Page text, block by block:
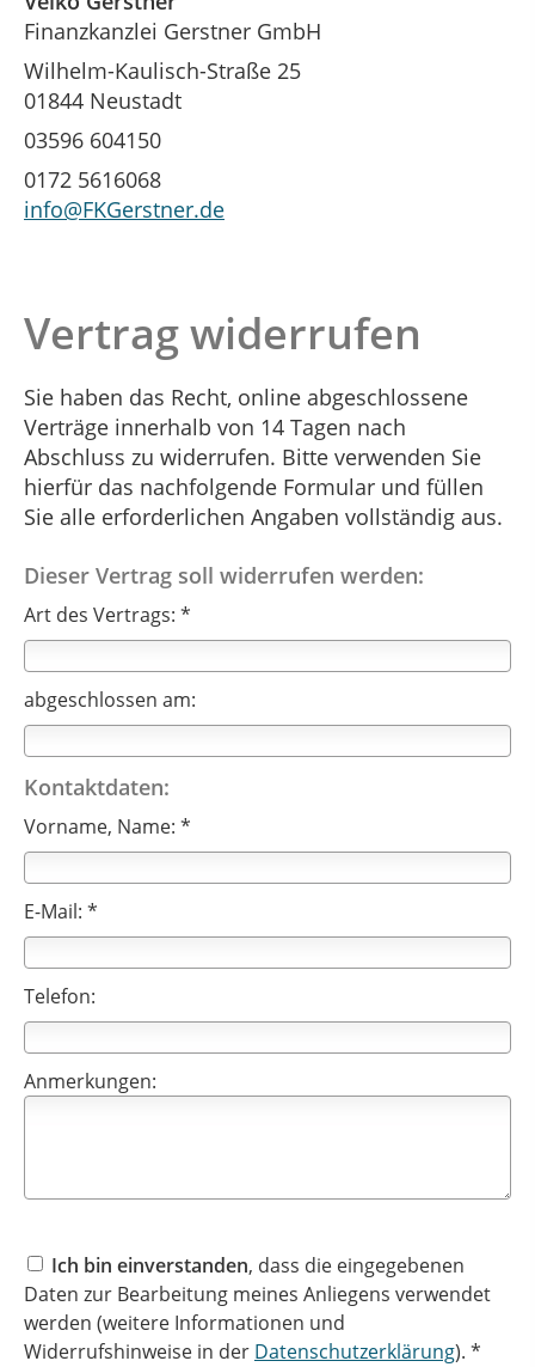
Finanzkanzlei Gerstner GmbH
Wilhelm-Kaulisch-Straße 25
01844 Neustadt
03596 604150
0172 5616068
info@FKGerstner.de
Vertrag widerrufen
Sie haben das Recht, online abgeschlossene
Verträge innerhalb von 14 Tagen nach
Abschluss zu widerrufen. Bitte verwenden Sie
hierfür das nachfolgende Formular und füllen
Sie alle erforderlichen Angaben vollständig aus.
Dieser Vertrag soll widerrufen werden:
Art des Vertrags: *
abgeschlossen am:
Kontaktdaten:
Vorname, Name: *
E-Mail: *
Telefon:
Anmerkungen:
Ich bin einverstanden, dass die eingegebenen
Daten zur Bearbeitung meines Anliegens verwendet
werden (weitere Informationen und
Widerrufshinweise in der Datenschutzerklärung). *